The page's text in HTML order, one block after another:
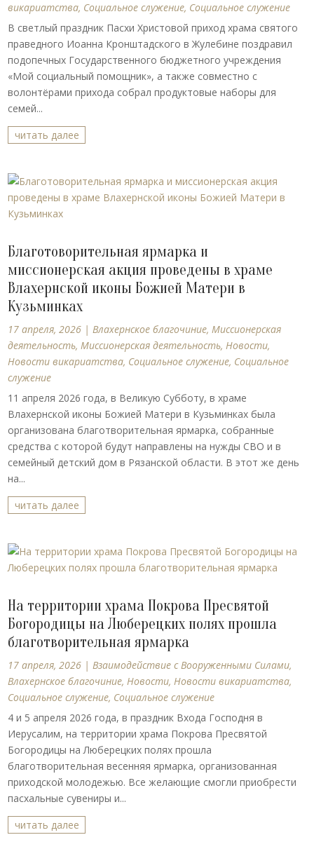
викариатства, Социальное служение, Социальное служение
В светлый праздник Пасхи Христовой приход храма святого
праведного Иоанна Кронштадского в Жулебине поздравил
подопечных Государственного бюджетного учреждения
«Мой социальный помощник», а также совместно с
волонтёрами прихода собрал продуктовые наборы для
семей...
читать далее
Благотоворительная ярмарка и
миссионерская акция проведены в храме
Влахернской иконы Божией Матери в
Кузьминках
17 апреля, 2026 |Влахернское благочиние,Миссионерская
деятельность,Миссионерская деятельность,Новости,
Новости викариатства, Социальное служение, Социальное
служение
11 апреля 2026 года, в Великую Субботу, в храме
Влахернской иконы Божией Матери в Кузьминках была
организована благотворительная ярмарка, собранные
средства с которой будут направлены на нужды СВО и в
семейный детский дом в Рязанской области. В этот же день
на...
читать далее
На территории храма Покрова Пресвятой
Богородицы на Люберецких полях прошла
благотворительная ярмарка
17 апреля, 2026 |Взаимодействие с Вооруженными Силами,
Влахернское благочиние,Новости,Новости викариатства,
Социальное служение, Социальное служение
4 и 5 апреля 2026 года, в праздник Входа Господня в
Иерусалим, на территории храма Покрова Пресвятой
Богородицы на Люберецких полях прошла
благотворительная весенняя ярмарка, организованная
приходской молодежью. Все желающие смогли приобрести
пасхальные сувениры и...
читать далее